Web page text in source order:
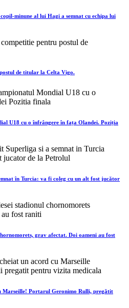
minune al lui Hagi a semnat cu echipa lui
de titular la Celta Vigo.
U18 cu o înfrângere în fața Olandei. Poziția
în Turcia: va fi coleg cu un alt fost jucător
grav afectat. Doi oameni au fost
Marseille! Portarul Geronimo Rulli, pregătit